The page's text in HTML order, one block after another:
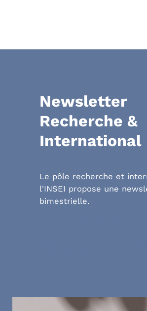
Newsletter
Recherche &
International
Le pôle recherche et
l'INSEI propose une
bimestrielle.